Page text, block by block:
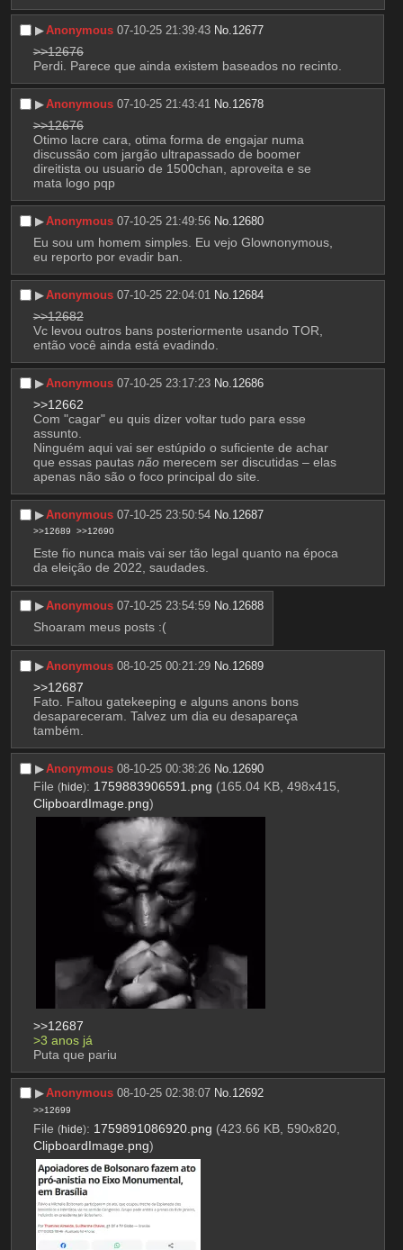
▶︎Anonymous 07-10-25 21:39:43 No. 12677
>>12676
Perdi. Parece que ainda existem baseados no recinto.
▶︎Anonymous 07-10-25 21:43:41 No. 12678
>>12676
Otimo lacre cara, otima forma de engajar numa
discussão com jargão ultrapassado de boomer
direitista ou usuario de 1500chan, aproveita e se
mata logo pqp
▶︎Anonymous 07-10-25 21:49:56 No. 12680
Eu sou um homem simples. Eu vejo Glownonymous,
eu reporto por evadir ban.
▶︎Anonymous 07-10-25 22:04:01 No. 12684
>>12682
Vc levou outros bans posteriormente usando TOR,
então você ainda está evadindo.
▶︎Anonymous 07-10-25 23:17:23 No. 12686
>>12662
Com "cagar" eu quis dizer voltar tudo para esse
assunto.
Ninguém aqui vai ser estúpido o suficiente de achar
que essas pautas não merecem ser discutidas – elas
apenas não são o foco principal do site.
▶︎Anonymous 07-10-25 23:50:54 No. 12687
>>12689 >>12690
Este fio nunca mais vai ser tão legal quanto na época
da eleição de 2022, saudades.
▶︎Anonymous 07-10-25 23:54:59 No.12688
Shoaram meus posts :(
▶︎Anonymous 08-10-25 00:21:29 No. 12689
>>12687
Fato. Faltou gatekeeping e alguns anons bons
desapareceram. Talvez um dia eu desapareça
também.
▶︎Anonymous 08-10-25 00:38:26 No. 12690
File (hide): 1759883906591.png (165.04 KB, 498x415,
ClipboardImage.png)
>>12687
>3 anos já
Puta que pariu
▶︎Anonymous 08-10-25 02:38:07 No.12692
>>12699
File (hide): 1759891086920.png (423.66 KB, 590x820,
ClipboardImage.png)